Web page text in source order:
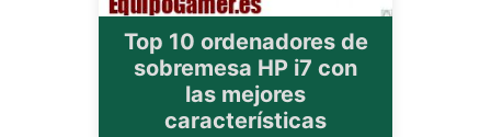
Top 10 ordenadores de
sobremesa HP i7 con
las mejores
características